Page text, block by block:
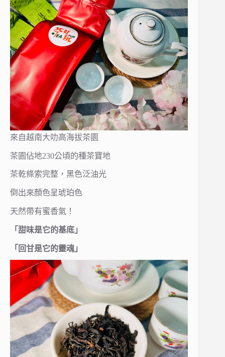
來自越南大叻高海拔茶園
茶園佔地230公頃的種茶寶地
茶乾條索完整，黑色泛油光
倒出來顏色呈琥珀色
天然帶有蜜香氣！
「甜味是它的基底」
「回甘是它的靈魂」